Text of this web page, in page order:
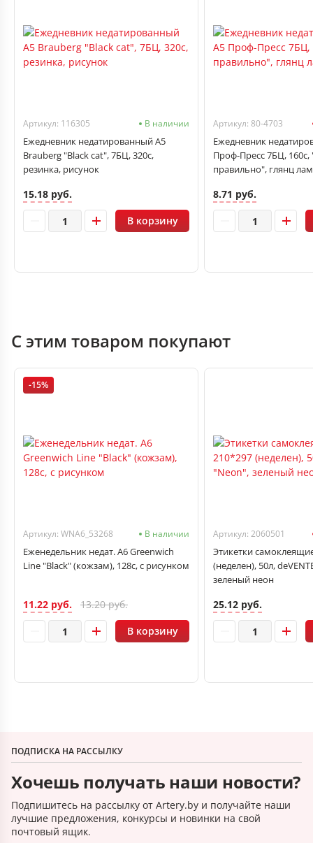
Артикул: 116305 В наличии
Ежедневник недатированный А5
Brauberg "Black cat", 7БЦ, 320с,
резинка, рисунок
15.18 руб.
В корзину
Артикул: 80-4703
Ежедневник
Проф-Пресс 7БЦ, 160с,
правильно", глянц лам
8.71 руб.
С этим товаром покупают
-15%
Артикул: WNA6_53268 В наличии
Еженедельник недат. А6 Greenwich
Line "Black" (кожзам), 128с, с рисунком
11.22 руб.
13.20 руб.
В корзину
Артикул: 2060501
Этикетки
(неделен), 50л,
зеленый неон
25.12 руб.
ПОДПИСКА НА РАССЫЛКУ
Хочешь получать наши новости?
Подпишитесь на рассылку от Artery.by и получайте наши
лучшие предложения, конкурсы и новинки на свой
почтовый ящик.